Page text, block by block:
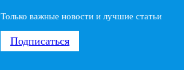
Только важные новости и лучшие статьи
Подписаться